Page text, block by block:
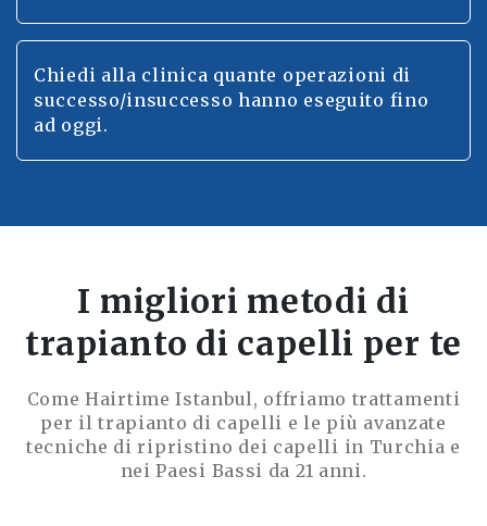
Chiedi alla clinica quante operazioni di
successo/insuccesso hanno eseguito fino
ad oggi.
I migliori metodi di
trapianto di capelli per te
Come Hairtime Istanbul, offriamo trattamenti
per il trapianto di capelli e le più avanzate
tecniche di ripristino dei capelli in Turchia e
nei Paesi Bassi da 21 anni.